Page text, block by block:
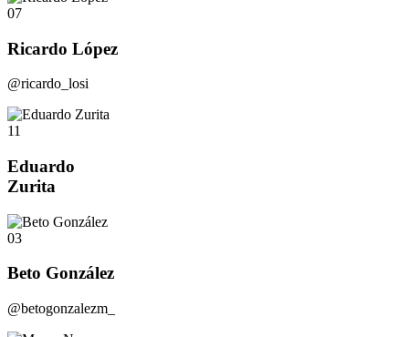
07
Ricardo López
@ricardo_losi
11
Eduardo
Zurita
03
Beto González
@betogonzalezm_